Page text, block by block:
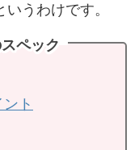
うわけです。
ペック
ト